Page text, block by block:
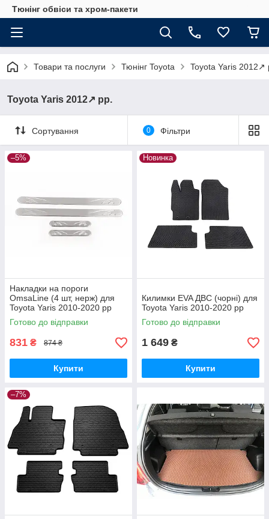
Тюнінг обвіси та хром-пакети
Товари та послуги Тюнінг Toyota Toyota Yaris 2012↗
Toyota Yaris 2012↗ рр.
Сортування 0 Фільтри
–5%
Накладки на пороги
OmsaLine (4 шт, нерж) для
Toyota Yaris 2010-2020 рр
Готово до відправки
831 ₴ 874 ₴
Купити
Новинка
Килимки EVA ДВС (чорні) для
Toyota Yaris 2010-2020 рр
Готово до відправки
1 649 ₴
Купити
–7%